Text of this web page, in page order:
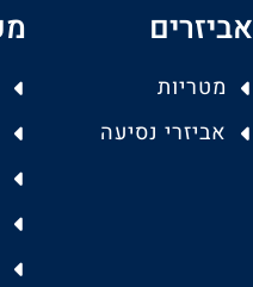
אביזרים
מטריות
אביזרי נסיעה